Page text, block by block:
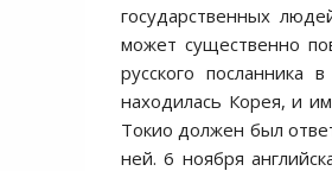
государственных
может существенно
русского посланника
находилась Корея, и
Токио должен был
ней. 6 ноября